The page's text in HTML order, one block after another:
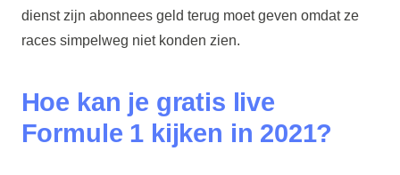
dienst zijn abonnees geld terug moet geven omdat ze
races simpelweg niet konden zien.
Hoe kan je gratis live
Formule 1 kijken in 2021?